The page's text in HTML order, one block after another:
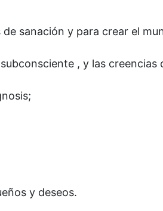
sanación y para crear el
, y las creencias
y deseos.